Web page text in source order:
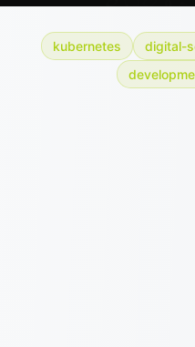
kubernetes digital-